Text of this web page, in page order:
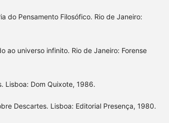
do Pensamento Filosófico. Rio de Janeiro:
ao universo infinito. Rio de Janeiro: Forense
Lisboa: Dom Quixote, 1986.
Descartes. Lisboa: Editorial Presença, 1980.